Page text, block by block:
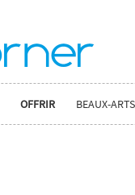
OFFRIR BEAUX-ARTS